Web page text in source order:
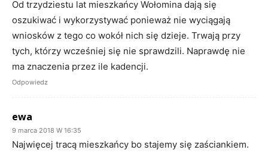
Od trzydziestu lat mieszkańcy Wołomina dają się
oszukiwać i wykorzystywać ponieważ nie wyciągają
wniosków z tego co wokół nich się dzieje. Trwają przy
tych, którzy wcześniej się nie sprawdzili. Naprawdę nie
ma znaczenia przez ile kadencji.
Odpowiedz
ewa
9 marca 2018 W 16:35
Najwięcej tracą mieszkańcy bo stajemy się zaściankiem.